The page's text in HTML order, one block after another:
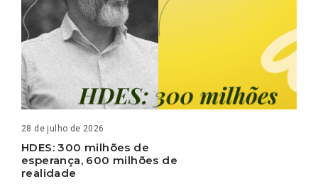
28 de julho de 2026
HDES: 300 milhões de
esperança, 600 milhões de
realidade